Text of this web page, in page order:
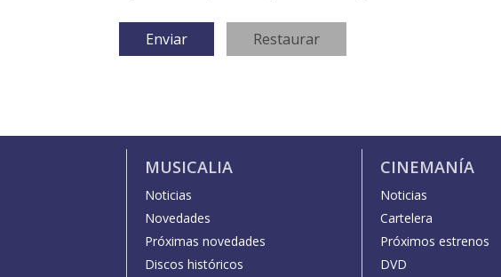
MUSICALIA
Noticias
Novedades
Próximas novedades
Discos históricos
CINEMANÍA
Noticias
Cartelera
Próximos estrenos
DVD